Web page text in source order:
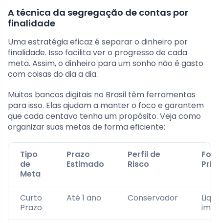
A técnica da segregação de contas por
finalidade
Uma estratégia eficaz é separar o dinheiro por
finalidade. Isso facilita ver o progresso de cada
meta. Assim, o dinheiro para um sonho não é gasto
com coisas do dia a dia.
Muitos bancos digitais no Brasil têm ferramentas
para isso. Elas ajudam a manter o foco e garantem
que cada centavo tenha um propósito. Veja como
organizar suas metas de forma eficiente:
Tipo
de
Meta
Prazo
Estimado
Perfil de
Risco
Curto
Prazo
Até 1 ano Conservador